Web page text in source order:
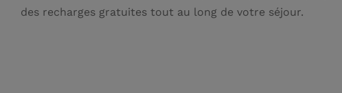
des recharges gratuites tout au long de votre séjour.